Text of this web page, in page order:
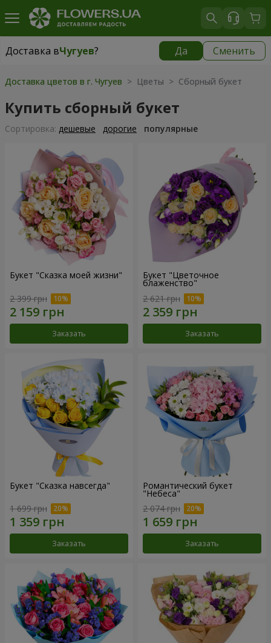
Доставка вЧугуев? Да Сменить
Доставка вЧугуев|
Доставка цветов в г. Чугуев > Цветы > Сборный букет
Купить сборный букет
Cортировка: дешевые дорогие популярные
Букет "Сказка моей жизни"
2 399 грн
Заказать
Букет "Цветочное
блаженство"
2 621 грн
Заказать
Букет "Сказка навсегда"
1 699 грн
Заказать
Романтический букет
"Небеса"
2 074 грн
Заказать